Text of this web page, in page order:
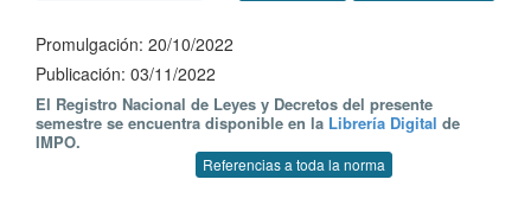
Promulgación: 20/10/2022
Publicación: 03/11/2022
El Registro Nacional de Leyes y Decretos del presente
semestre se encuentra disponible en la Librería Digital de
IMPO.
Referencias a toda la norma